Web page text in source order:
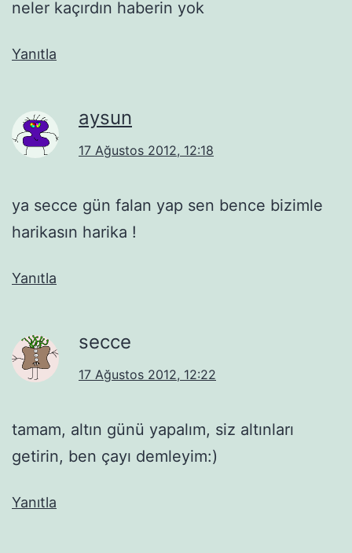
neler kaçırdın haberin yok
Yanıtla
aysun
17 Ağustos 2012, 12:18
ya secce gün falan yap sen bence bizimle
harikasın harika !
Yanıtla
secce
17 Ağustos 2012, 12:22
tamam, altın günü yapalım, siz altınları
getirin, ben çayı demleyim:)
Yanıtla